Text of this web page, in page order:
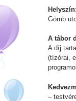
Helyszín:
Gömb
A tábor
A díj
(tízórai,
–